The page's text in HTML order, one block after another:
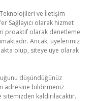
Teknolojileri ve İletişim
Sağlayıcı olarak hizmet
proaktif olarak denetleme
Ancak, üyelerimiz
olup, siteye üye olarak
düşündüğünüz
adresine bildirmeniz
kaldırılacaktır.